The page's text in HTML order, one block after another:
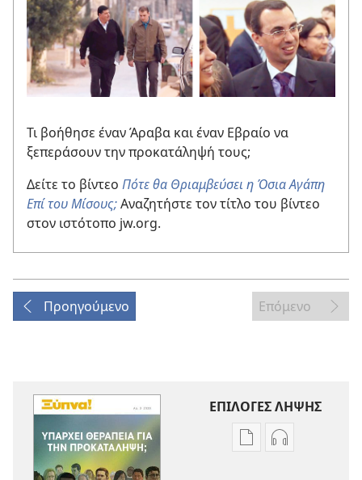
Τι βοήθησε έναν Άραβα και έναν Εβραίο να
ξεπεράσουν την προκατάληψή τους;
Δείτε το βίντεο Πότε θα Θριαμβεύσει η Όσια Αγάπη
Επί του Μίσους;Αναζητήστε τον τίτλο του βίντεο
στον ιστότοπο jw.org.
Προηγούμενο Επόμενο
ΕΠΙΛΟΓΕΣ ΛΗΨΗΣ
ΕπιλογέςΕπιλογές